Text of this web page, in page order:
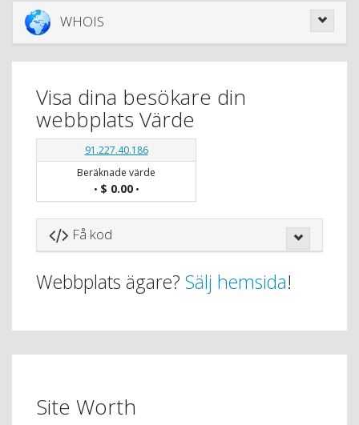
WHOIS
Visa dina besökare din
webbplats Värde
91.227.40.186
Beräknade värde
• $ 0.00•
Få kod
Webbplats ägare? Sälj hemsida!
Site Worth